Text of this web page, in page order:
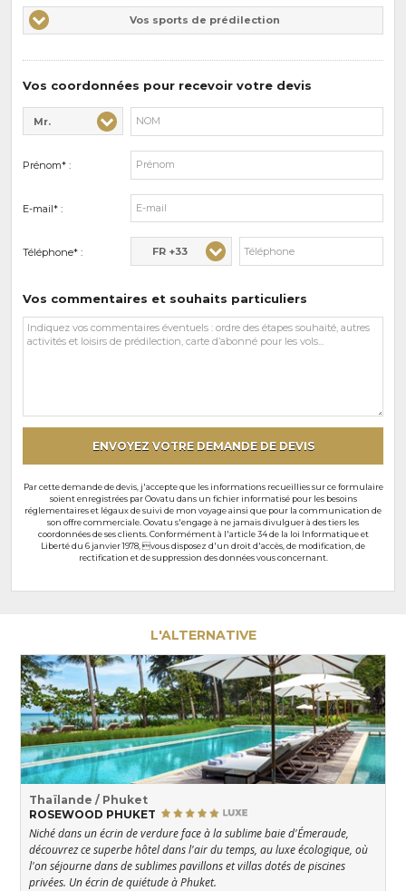
d'intérêts
Vos
sports
Vos sports de prédilection
Vos coordonnées pour recevoir votre devis
Civilité* :
Mr.
Nom* :
Prénom* :
E-mail* :
Téléphone* : FR +33
Vos commentaires et souhaits particuliers
Vos
commentaires
ENVOYEZ VOTRE DEMANDE DE DEVIS
Par cette demande de devis, j'accepte que les informations recueillies sur ce formulaire
soient enregistrées par Oovatu dans un fichier informatisé pour les besoins
réglementaires et légaux de suivi de mon voyage ainsi que pour la communication de
son offre commerciale. Oovatu s'engage à ne jamais divulguer à des tiers les
coordonnées de ses clients. Conformément à l'article 34 de la loi Informatique et
Liberté du 6 janvier 1978, vous disposez d'un droit d'accès, de modification, de
rectification et de suppression des données vous concernant.
L'ALTERNATIVE
Thaïlande / Phuket
ROSEWOOD PHUKET
Niché dans un écrin de verdure face à la sublime baie d'Émeraude,
découvrez ce superbe hôtel dans l'air du temps, au luxe écologique, où
l'on séjourne dans de sublimes pavillons et villas dotés de piscines
privées. Un écrin de quiétude à Phuket.